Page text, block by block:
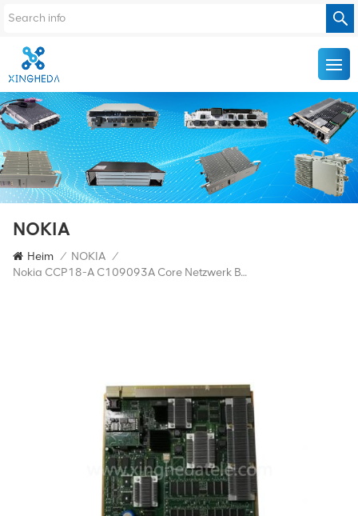
NOKIA
Heim / NOKIA /
Nokia CCP18-A C109093A Core Netzwerk BTS